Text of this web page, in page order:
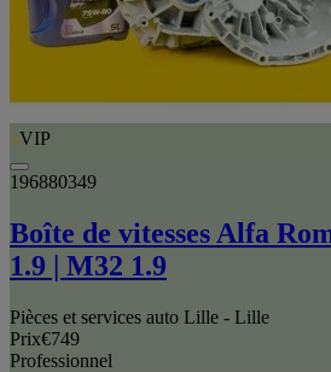
VIP
196880349
Boîte de vitesses Alfa
1.9 | M32 1.9
Pièces et services auto Lille - Lille
Prix€749
Professionnel